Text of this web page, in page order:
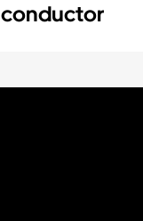
conductor